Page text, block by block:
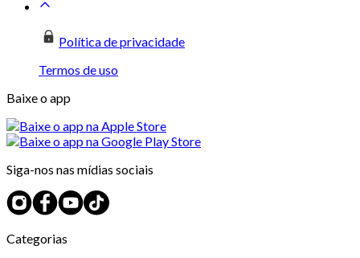
Política de privacidade
Termos de uso
Baixe o app
Siga-nos nas mídias sociais
Categorias